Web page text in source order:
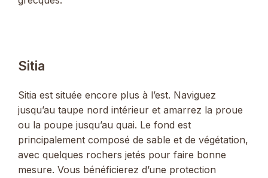
Sitia
Sitia est située encore plus à l’est. Naviguez
jusqu’au taupe nord intérieur et amarrez la proue
ou la poupe jusqu’au quai. Le fond est
principalement composé de sable et de végétation,
avec quelques rochers jetés pour faire bonne
mesure. Vous bénéficierez d’une protection